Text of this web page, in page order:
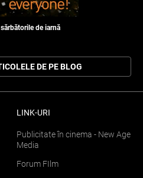
de iarnă
DE PE BLOG
LINK-URI
Publicitate în cinema - New Age
Media
Forum FIlm